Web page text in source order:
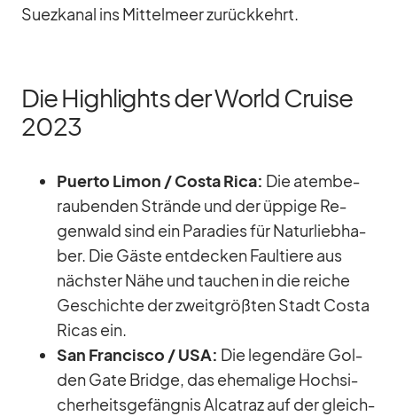
Su­ez­ka­nal ins Mit­tel­meer zu­rück­kehrt.
Die Highlights der World Cruise
2023
Pu­erto Li­mon /​ Costa Rica: Die atem­be­
rau­ben­den Strände und der üp­pige Re­
gen­wald sind ein Pa­ra­dies für Na­tur­lieb­ha­
ber. Die Gäste ent­de­cken Faul­tiere aus
nächs­ter Nähe und tau­chen in die rei­che
Ge­schichte der zweit­größ­ten Stadt Costa
Ri­cas ein.
San Fran­cisco /​ USA: Die le­gen­däre Gol­
den Gate Bridge, das ehe­ma­lige Hoch­si­
cher­heits­ge­fäng­nis Al­ca­traz auf der gleich­